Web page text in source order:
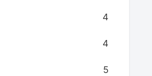
4
4
5